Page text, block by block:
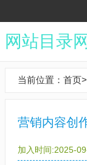
网站目录网
当前位置： 首页
营销内容创
加入时间:2025-